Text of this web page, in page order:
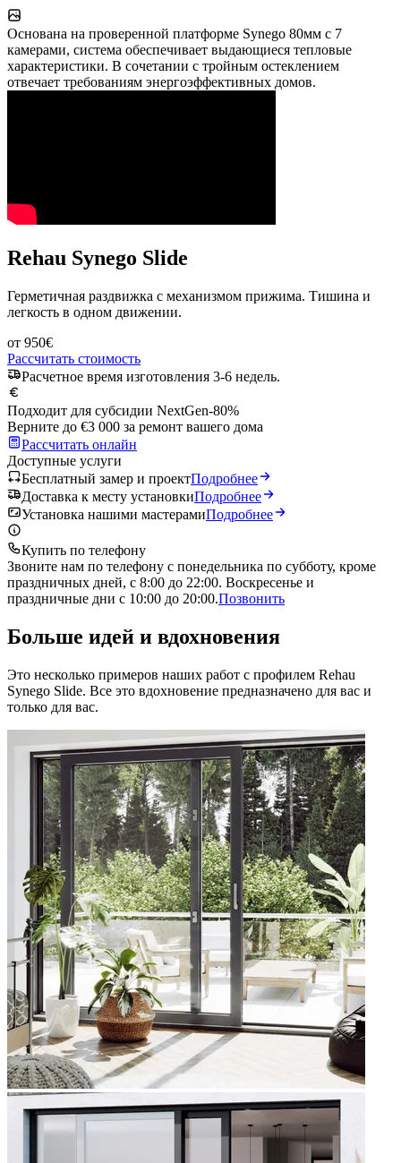
Основана на проверенной платформе Synego 80мм с 7
камерами, система обеспечивает выдающиеся тепловые
характеристики. В сочетании с тройным остеклением
отвечает требованиям энергоэффективных домов.
Rehau Synego Slide
Герметичная раздвижка с механизмом прижима. Тишина и
легкость в одном движении.
от 950€
Рассчитать стоимость
Расчетное время изготовления 3-6 недель.
Подходит для субсидии NextGen-80%
Верните до €3 000 за ремонт вашего дома
Рассчитать онлайн
Доступные услуги
Бесплатный замер и проектПодробнее
Доставка к месту установкиПодробнее
Установка нашими мастерамиПодробнее
Купить по телефону
Звоните нам по телефону с понедельника по субботу, кроме
праздничных дней, с 8:00 до 22:00. Воскресенье и
праздничные дни с 10:00 до 20:00.Позвонить
Больше идей и вдохновения
Это несколько примеров наших работ с профилем Rehau
Synego Slide. Все это вдохновение предназначено для вас и
только для вас.